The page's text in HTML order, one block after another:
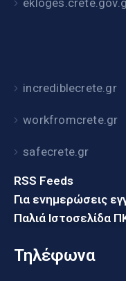
incrediblecrete.gr
workfromcrete.gr
safecrete.gr
RSS Feeds
Για ενημερώσεις
Παλιά Ιστοσελίδα
Τηλέφωνα